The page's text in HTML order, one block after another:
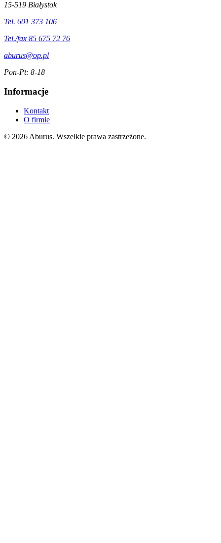
15-519 Białystok
Tel. 601 373 106
Tel./fax 85 675 72 76
aburus@op.pl
Pon-Pt: 8-18
Informacje
Kontakt
O firmie
© 2026 Aburus. Wszelkie prawa zastrzeżone.